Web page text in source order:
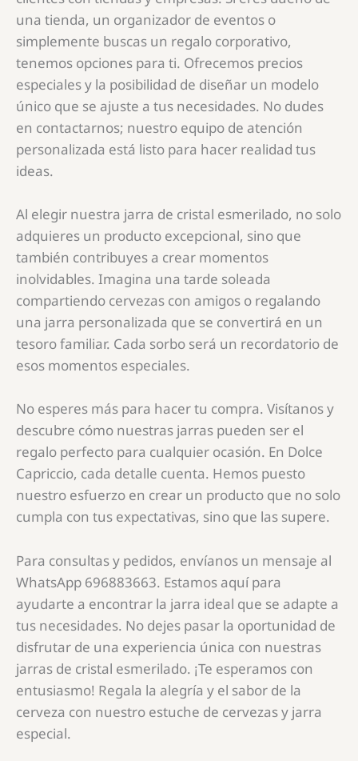
una tienda, un organizador de eventos o
simplemente buscas un regalo corporativo,
tenemos opciones para ti. Ofrecemos precios
especiales y la posibilidad de diseñar un modelo
único que se ajuste a tus necesidades. No dudes
en contactarnos; nuestro equipo de atención
personalizada está listo para hacer realidad tus
ideas.
Al elegir nuestra jarra de cristal esmerilado, no solo
adquieres un producto excepcional, sino que
también contribuyes a crear momentos
inolvidables. Imagina una tarde soleada
compartiendo cervezas con amigos o regalando
una jarra personalizada que se convertirá en un
tesoro familiar. Cada sorbo será un recordatorio de
esos momentos especiales.
No esperes más para hacer tu compra. Visítanos y
descubre cómo nuestras jarras pueden ser el
regalo perfecto para cualquier ocasión. En Dolce
Capriccio, cada detalle cuenta. Hemos puesto
nuestro esfuerzo en crear un producto que no solo
cumpla con tus expectativas, sino que las supere.
Para consultas y pedidos, envíanos un mensaje al
WhatsApp 696883663. Estamos aquí para
ayudarte a encontrar la jarra ideal que se adapte a
tus necesidades. No dejes pasar la oportunidad de
disfrutar de una experiencia única con nuestras
jarras de cristal esmerilado. ¡Te esperamos con
entusiasmo! Regala la alegría y el sabor de la
cerveza con nuestro estuche de cervezas y jarra
especial.